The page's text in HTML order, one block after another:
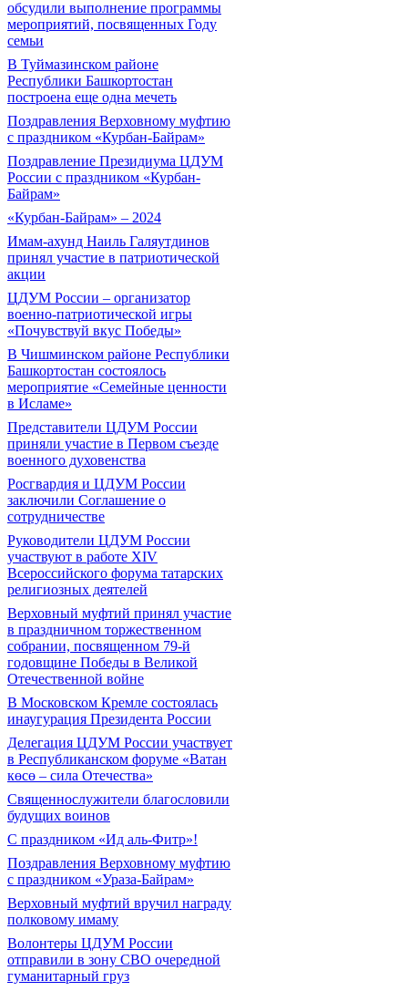
обсудили выполнение программы
мероприятий, посвященных Году
семьи
В Туймазинском районе
Республики Башкортостан
построена еще одна мечеть
Поздравления Верховному муфтию
с праздником «Курбан-Байрам»
Поздравление Президиума ЦДУМ
России с праздником «Курбан-
Байрам»
«Курбан-Байрам» – 2024
Имам-ахунд Наиль Галяутдинов
принял участие в патриотической
акции
ЦДУМ России – организатор
военно-патриотической игры
«Почувствуй вкус Победы»
В Чишминском районе Республики
Башкортостан состоялось
мероприятие «Семейные ценности
в Исламе»
Представители ЦДУМ России
приняли участие в Первом съезде
военного духовенства
Росгвардия и ЦДУМ России
заключили Соглашение о
сотрудничестве
Руководители ЦДУМ России
участвуют в работе XIV
Всероссийского форума татарских
религиозных деятелей
Верховный муфтий принял участие
в праздничном торжественном
собрании, посвященном 79-й
годовщине Победы в Великой
Отечественной войне
В Московском Кремле состоялась
инаугурация Президента России
Делегация ЦДУМ России участвует
в Республиканском форуме «Ватан
көсө – сила Отечества»
Священнослужители благословили
будущих воинов
С праздником «Ид аль-Фитр»!
Поздравления Верховному муфтию
с праздником «Ураза-Байрам»
Верховный муфтий вручил награду
полковому имаму
Волонтеры ЦДУМ России
отправили в зону СВО очередной
гуманитарный груз